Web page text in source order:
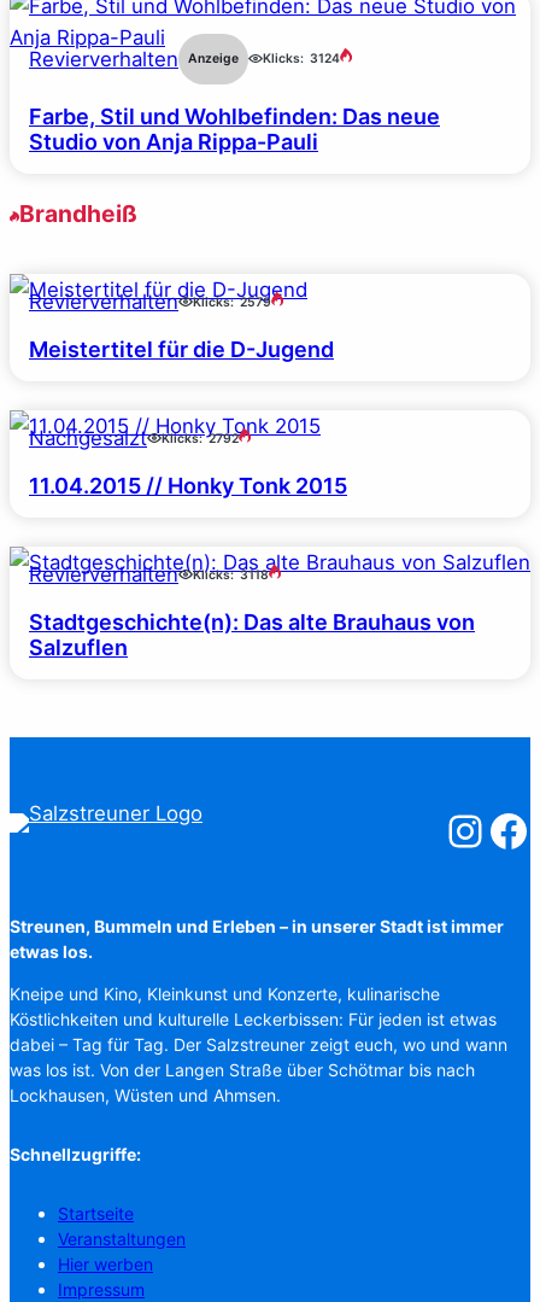
Revierverhalten Anzeige Klicks: 3124
Farbe, Stil und Wohlbefinden: Das neue
Studio von Anja Rippa-Pauli
Brandheiß
Revierverhalten Klicks: 2579
Meistertitel für die D-Jugend
Nachgesalzt Klicks: 2792
11.04.2015 // Honky Tonk 2015
Revierverhalten Klicks: 3118
Stadtgeschichte(n): Das alte Brauhaus von
Salzuflen
Streunen, Bummeln und Erleben – in unserer Stadt ist immer
etwas los.
Kneipe und Kino, Kleinkunst und Konzerte, kulinarische
Köstlichkeiten und kulturelle Leckerbissen: Für jeden ist etwas
dabei – Tag für Tag. Der Salzstreuner zeigt euch, wo und wann
was los ist. Von der Langen Straße über Schötmar bis nach
Lockhausen, Wüsten und Ahmsen.
Schnellzugriffe:
Startseite
Veranstaltungen
Hier werben
Impressum